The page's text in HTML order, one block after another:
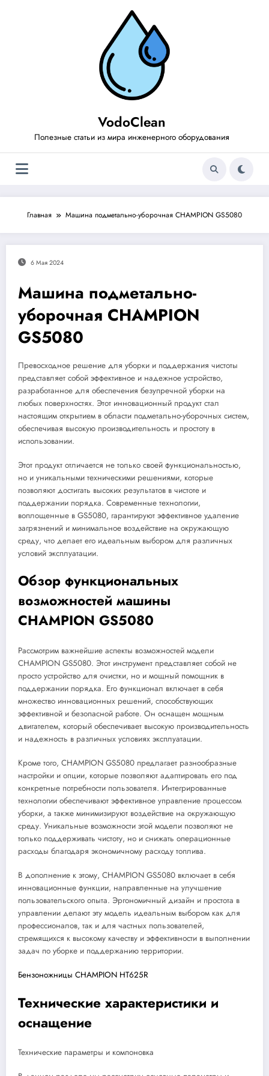
VodoClean
Полезные статьи из мира инженерного оборудования
Главная Машина подметально-уборочная CHAMPION GS5080
6 Мая 2024
Машина подметально-
уборочная CHAMPION
GS5080
Превосходное решение для уборки и поддержания чистоты
представляет собой эффективное и надежное устройство,
разработанное для обеспечения безупречной уборки на
любых поверхностях. Этот инновационный продукт стал
настоящим открытием в области подметально-уборочных систем,
обеспечивая высокую производительность и простоту в
использовании.
Этот продукт отличается не только своей функциональностью,
но и уникальными техническими решениями, которые
позволяют достигать высоких результатов в чистоте и
поддержании порядка. Современные технологии,
воплощенные в GS5080, гарантируют эффективное удаление
загрязнений и минимальное воздействие на окружающую
среду, что делает его идеальным выбором для различных
условий эксплуатации.
Обзор функциональных
возможностей машины
CHAMPION GS5080
Рассмотрим важнейшие аспекты возможностей модели
CHAMPION GS5080. Этот инструмент представляет собой не
просто устройство для очистки, но и мощный помощник в
поддержании порядка. Его функционал включает в себя
множество инновационных решений, способствующих
эффективной и безопасной работе. Он оснащен мощным
двигателем, который обеспечивает высокую производительность
и надежность в различных условиях эксплуатации.
Кроме того, CHAMPION GS5080 предлагает разнообразные
настройки и опции, которые позволяют адаптировать его под
конкретные потребности пользователя. Интегрированные
технологии обеспечивают эффективное управление процессом
уборки, а также минимизируют воздействие на окружающую
среду. Уникальные возможности этой модели позволяют не
только поддерживать чистоту, но и снижать операционные
расходы благодаря экономичному расходу топлива.
В дополнение к этому, CHAMPION GS5080 включает в себя
инновационные функции, направленные на улучшение
пользовательского опыта. Эргономичный дизайн и простота в
управлении делают эту модель идеальным выбором как для
профессионалов, так и для частных пользователей,
стремящихся к высокому качеству и эффективности в выполнении
задач по уборке и поддержанию территории.
Бензоножницы CHAMPION HT625R
Технические характеристики и
оснащение
Технические параметры и компоновка